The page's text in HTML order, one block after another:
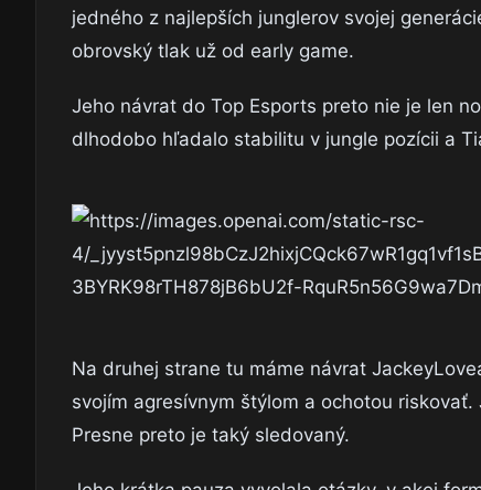
jedného z najlepších junglerov svojej
obrovský tlak už od early game.
Jeho návrat do Top Esports preto nie je len
dlhodobo hľadalo stabilitu v jungle pozícii a
Na druhej strane tu máme návrat
svojím agresívnym štýlom a ochotou
Presne preto je taký sledovaný.